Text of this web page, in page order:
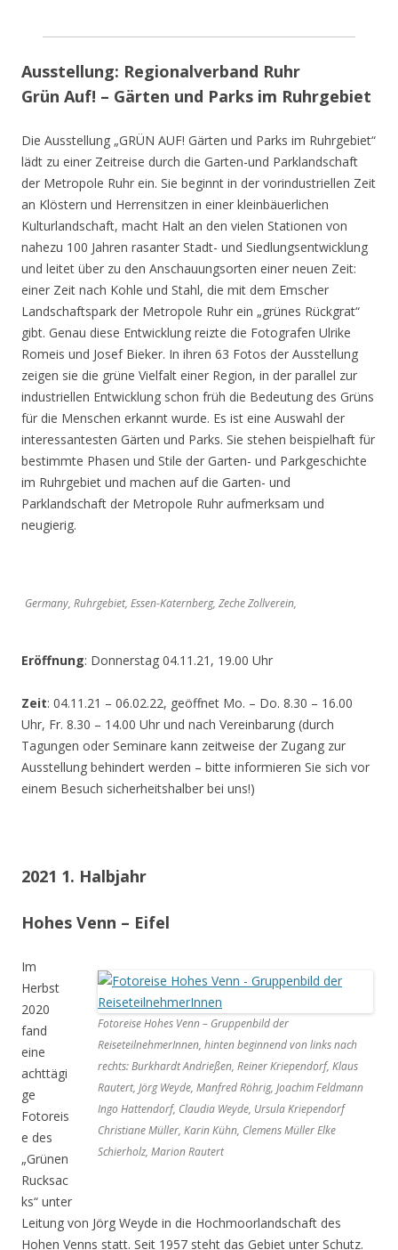
Ausstellung: Regionalverband Ruhr
Grün Auf! – Gärten und Parks im Ruhrgebiet
Die Ausstellung „GRÜN AUF! Gärten und Parks im Ruhrgebiet“
lädt zu einer Zeitreise durch die Garten-und Parklandschaft
der Metropole Ruhr ein. Sie beginnt in der vorindustriellen Zeit
an Klöstern und Herrensitzen in einer kleinbäuerlichen
Kulturlandschaft, macht Halt an den vielen Stationen von
nahezu 100 Jahren rasanter Stadt- und Siedlungsentwicklung
und leitet über zu den Anschauungsorten einer neuen Zeit:
einer Zeit nach Kohle und Stahl, die mit dem Emscher
Landschaftspark der Metropole Ruhr ein „grünes Rückgrat“
gibt. Genau diese Entwicklung reizte die Fotografen Ulrike
Romeis und Josef Bieker. In ihren 63 Fotos der Ausstellung
zeigen sie die grüne Vielfalt einer Region, in der parallel zur
industriellen Entwicklung schon früh die Bedeutung des Grüns
für die Menschen erkannt wurde. Es ist eine Auswahl der
interessantesten Gärten und Parks. Sie stehen beispielhaft für
bestimmte Phasen und Stile der Garten- und Parkgeschichte
im Ruhrgebiet und machen auf die Garten- und
Parklandschaft der Metropole Ruhr aufmerksam und
neugierig.
Germany, Ruhrgebiet, Essen-Katernberg, Zeche Zollverein,
Eröffnung: Donnerstag 04.11.21, 19.00 Uhr
Zeit: 04.11.21 – 06.02.22, geöffnet Mo. – Do. 8.30 – 16.00
Uhr, Fr. 8.30 – 14.00 Uhr und nach Vereinbarung (durch
Tagungen oder Seminare kann zeitweise der Zugang zur
Ausstellung behindert werden – bitte informieren Sie sich vor
einem Besuch sicherheitshalber bei uns!)
2021 1. Halbjahr
Hohes Venn – Eifel
Fotoreise Hohes Venn – Gruppenbild der
ReiseteilnehmerInnen, hinten beginnend von links nach
rechts: Burkhardt Andrießen, Reiner Kriependorf, Klaus
Rautert, Jörg Weyde, Manfred Röhrig, Joachim Feldmann
Ingo Hattendorf, Claudia Weyde, Ursula Kriependorf
Christiane Müller, Karin Kühn, Clemens Müller Elke
Schierholz, Marion Rautert
Im
Herbst
2020
fand
eine
achttägi
ge
Fotoreis
e des
„Grünen
Rucksac
ks“ unter
Leitung von Jörg Weyde in die Hochmoorlandschaft des
Hohen Venns statt. Seit 1957 steht das Gebiet unter Schutz.